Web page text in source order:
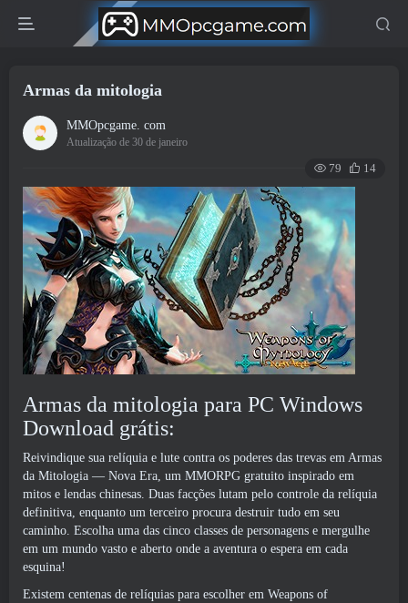
Armas da mitologia
MMOpcgame. com
Atualização de 30 de janeiro
79 14
Armas da mitologia para PC Windows
Download grátis:
Reivindique sua relíquia e lute contra os poderes das trevas em Armas
da Mitologia — Nova Era, um MMORPG gratuito inspirado em
mitos e lendas chinesas. Duas facções lutam pelo controle da relíquia
definitiva, enquanto um terceiro procura destruir tudo em seu
caminho. Escolha uma das cinco classes de personagens e mergulhe
em um mundo vasto e aberto onde a aventura o espera em cada
esquina!
Existem centenas de relíquias para escolher em Weapons of